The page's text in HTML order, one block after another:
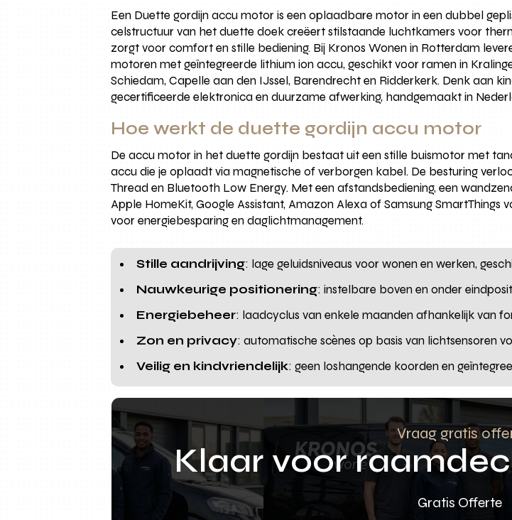
Een Duette gordijn accu motor is een oplaadbare motor in een dubbel
celstructuur van het duette doek creëert stilstaande luchtkamers voor
zorgt voor comfort en stille bediening. Bij Kronos Wonen in Rotterdam
motoren met geïntegreerde lithium ion accu, geschikt voor ramen in
Schiedam, Capelle aan den IJssel, Barendrecht en Ridderkerk. Denk aan
gecertificeerde elektronica en duurzame afwerking, handgemaakt in
Hoe werkt de duette gordijn accu motor
De accu motor in het duette gordijn bestaat uit een stille buismotor met
accu die je oplaadt via magnetische of verborgen kabel. De besturing
Thread en Bluetooth Low Energy. Met een afstandsbediening, een
Apple HomeKit, Google Assistant, Amazon Alexa of Samsung
voor energiebesparing en daglichtmanagement.
Stille aandrijving: lage geluidsniveaus voor wonen en werken,
Nauwkeurige positionering: instelbare boven en onder
Energiebeheer: laadcyclus van enkele maanden afhankelijk van
Zon en privacy: automatische scènes op basis van lichtsensoren
Veilig en kindvriendelijk: geen loshangende koorden en
Vraag gratis
Klaar voor
Gratis Offerte